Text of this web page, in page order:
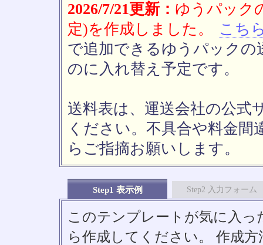
2026/7/21更新： ゆうパック
定)を作成しました。
こち
で追加できるゆうパックの
のに入れ替え予定です。
送料表は、運送会社の公式
ください。不具合や料金間
らご指摘お願いします。
Step1 表示例 Step2 入力フォーム
このテンプレートが気に入っ
ら作成してください。 作成